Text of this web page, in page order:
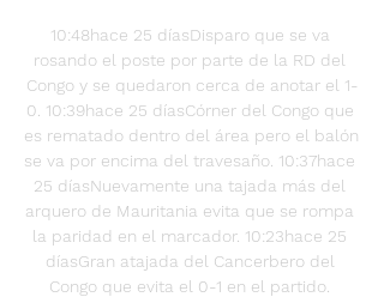
10:48hace 25 díasDisparo que se va
rosando el poste por parte de la RD del
Congo y se quedaron cerca de anotar el 1-
0. 10:39hace 25 díasCórner del Congo que
es rematado dentro del área pero el balón
se va por encima del travesaño. 10:37hace
25 díasNuevamente una tajada más del
arquero de Mauritania evita que se rompa
la paridad en el marcador. 10:23hace 25
díasGran atajada del Cancerbero del
Congo que evita el 0-1 en el partido.